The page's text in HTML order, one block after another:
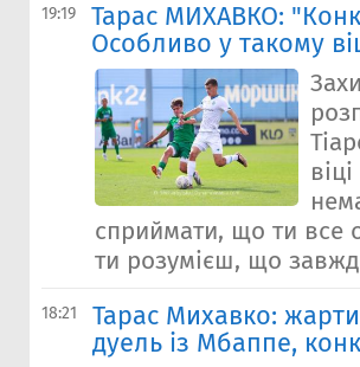
19:19
Тарас МИХАВКО:
Особливо у такому
сприймати, що ти все
ти розумієш, що
18:21
Тарас Михавко:
дуель із Мбаппе,